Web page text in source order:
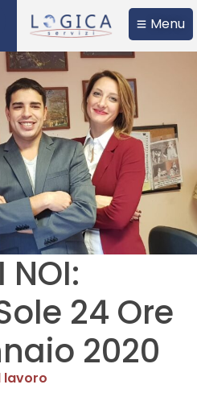
Menu
NOI:
24 Ore
2020
lavoro